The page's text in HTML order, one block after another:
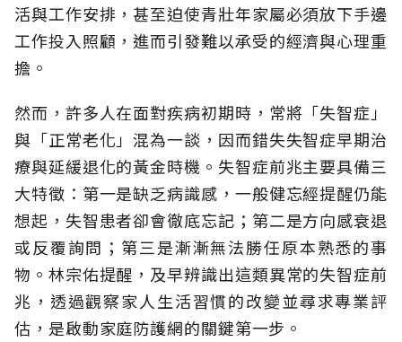
活與工作安排，甚至迫使青壯年家屬必須放下手邊
工作投入照顧，進而引發難以承受的經濟與心理重
擔。
然而，許多人在面對疾病初期時，常將「失智症」
與「正常老化」混為一談，因而錯失失智症早期治
療與延緩退化的黃金時機。失智症前兆主要具備三
大特徵：第一是缺乏病識感，一般健忘經提醒仍能
想起，失智患者卻會徹底忘記；第二是方向感衰退
或反覆詢問；第三是漸漸無法勝任原本熟悉的事
物。林宗佑提醒，及早辨識出這類異常的失智症前
兆，透過觀察家人生活習慣的改變並尋求專業評
估，是啟動家庭防護網的關鍵第一步。